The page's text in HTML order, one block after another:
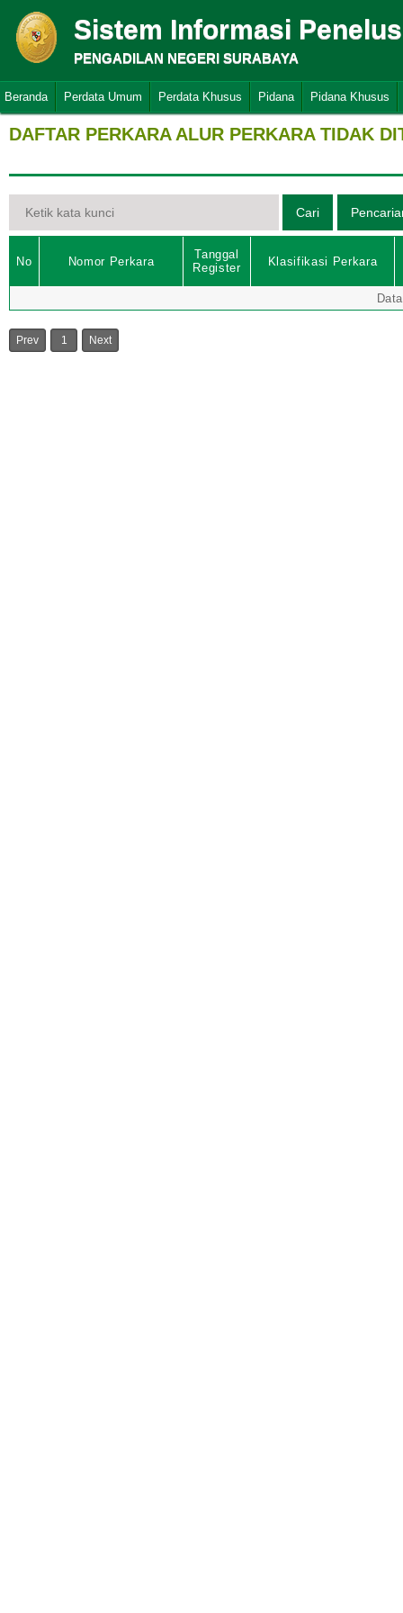
Sistem Informasi
PENGADILAN NEGERI SURABAYA
Beranda Perdata Umum Perdata Khusus Pidana Pidana Khusus
DAFTAR PERKARA ALUR PERKARA TIDAK
No Nomor Perkara
Tanggal
Register
Klasifikasi Perkara
Prev 1 Next